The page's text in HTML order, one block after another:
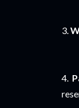
3.
4.